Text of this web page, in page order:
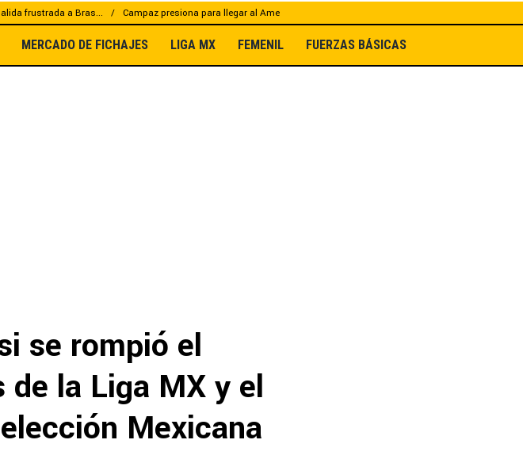
frustrada a Bras... Campaz presiona para llegar al Ame
MERCADO DE FICHAJES LIGA MX FEMENIL FUERZAS BÁSICAS
se rompió el
la Liga MX y el
Mexicana